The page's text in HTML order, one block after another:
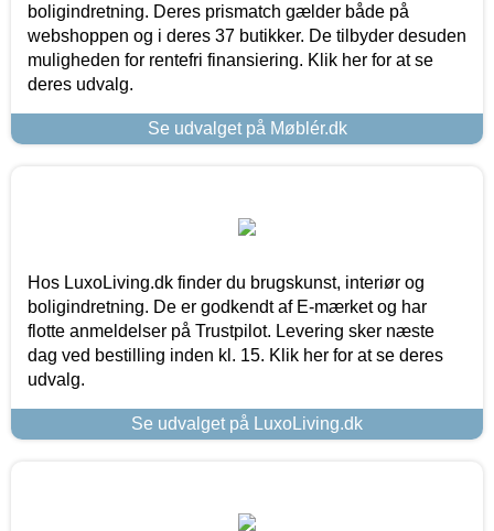
boligindretning. Deres prismatch gælder både på
webshoppen og i deres 37 butikker. De tilbyder desuden
muligheden for rentefri finansiering. Klik her for at se
deres udvalg.
Se udvalget på Møblér.dk
Hos LuxoLiving.dk finder du brugskunst, interiør og
boligindretning. De er godkendt af E-mærket og har
flotte anmeldelser på Trustpilot. Levering sker næste
dag ved bestilling inden kl. 15. Klik her for at se deres
udvalg.
Se udvalget på LuxoLiving.dk